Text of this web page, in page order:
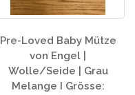
Pre-Loved Baby Mütze
von Engel |
Wolle/Seide | Grau
Melange I Grösse: